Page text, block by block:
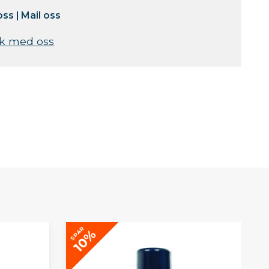
| Mail oss
med oss
SPAR
10%